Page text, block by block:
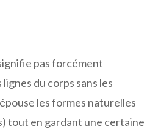
pas forcément
du corps sans les
les formes naturelles
tout en gardant une certaine